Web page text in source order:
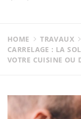
HOME TRAVAUX
CARRELAGE : LA
VOTRE CUISINE OU